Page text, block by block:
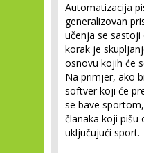
Automatizacija
generalizovan
učenja se sastoji
korak je
osnovu kojih će
Na primjer, ako
softver koji će
se bave
članaka koji pišu
uključujući sport.